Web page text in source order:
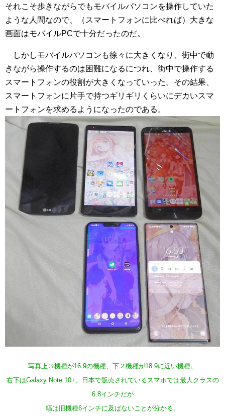
それこそ歩きながらでもモバイルパソコンを操作していた
ような人間なので、（スマートフォンに比べれば）大きな
画面はモバイルPCで十分だったのだ。
しかしモバイルパソコンも徐々に大きくなり、街中で動
きながら操作するのは困難になるにつれ、街中で操作する
スマートフォンの役割が大きくなっていった。その結果、
スマートフォンに片手で持つギリギリくらいにデカいスマ
ートフォンを求めるようになったのである。
写真上３機種が16:9の機種、下２機種が18:9に近い機種。
右下はGalaxy Note 10+、日本で販売されているスマホでは最大クラスの
6.8インチだが
幅は旧機種6インチに及ばないことが分かる。